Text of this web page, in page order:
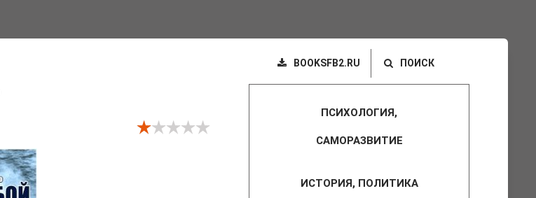
BOOKSFB2.RU ПОИСК
ПСИХОЛОГИЯ,
САМОРАЗВИТИЕ
ИСТОРИЯ, ПОЛИТИКА